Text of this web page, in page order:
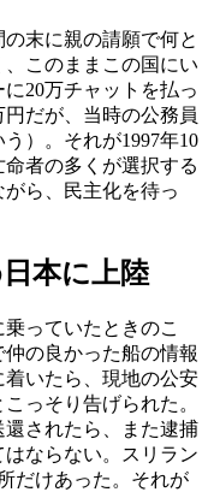
末に親の請願で何と
このままこの国にい
20万チャットを払っ
だが、当時の公務員
）。それが1997年10
者の多くが選択する
ら、民主化を待っ
本に上陸
っていたときのこ
の良かった船の情報
いたら、現地の公安
っそり告げられた。
されたら、また逮捕
ならない。スリラン
だけあった。それが